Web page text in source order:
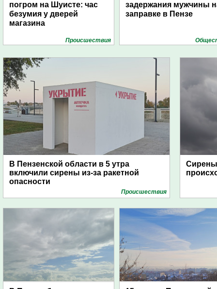
погром на Шуисте: час
безумия у дверей
магазина
Проиcшествия
задержания мужчины
заправке в Пензе
В Пензенской области в 5 утра
включили сирены из-за ракетной
опасности
Проиcшествия
Сирены